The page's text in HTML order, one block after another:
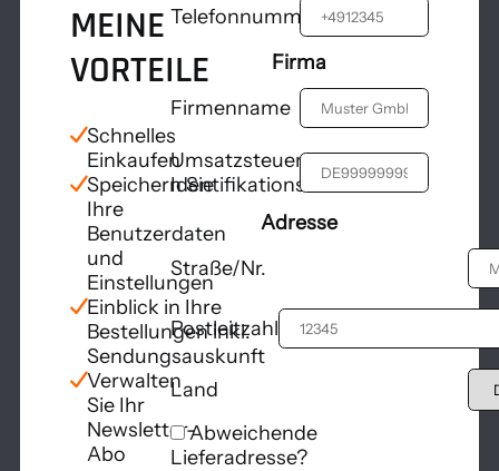
MEINE
VORTEILE
Schnelles
Einkaufen
Speichern Sie
Ihre
Benutzerdaten
und
Einstellungen
Einblick in Ihre
Bestellungen inkl.
Sendungsauskunft
Verwalten
Sie Ihr
Newsletter-
Abo
Telefonnummer
Firma
Firmenname
Umsatzsteuer-
Identifikationsnummer
Adresse
Straße/Nr.
Postleitzahl und Stadt
Land
Abweichende
Lieferadresse?